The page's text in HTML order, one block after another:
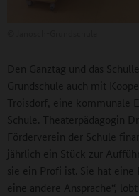
Den Ganztag und das
Grundschule auch mit
Troisdorf, eine kommunale
Schule. Theaterpädagogin
Förderverein der Schule
jährlich ein Stück zur
sie ein Profi ist. Sie hat
eine andere Ansprache“,